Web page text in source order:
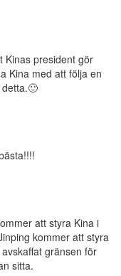
Kinas president gör
Kina med att följa en
att styra Kina i
kommer att styra
gränsen för
sitta.